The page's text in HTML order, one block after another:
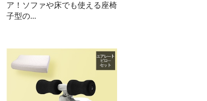
ア！ソファや床でも使える座椅
子型の...